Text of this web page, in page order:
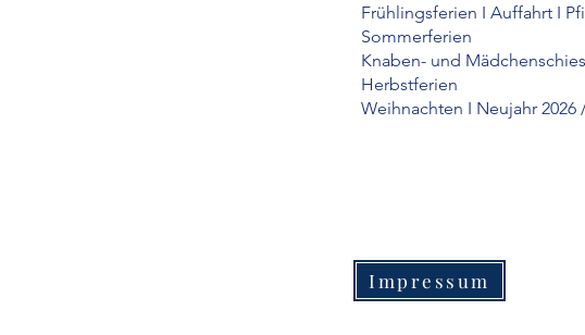
Frühlingsferien I Auffahrt
Sommerferien
Knaben- und
Herbstferien
Weihnachten I Neujahr
Impressum